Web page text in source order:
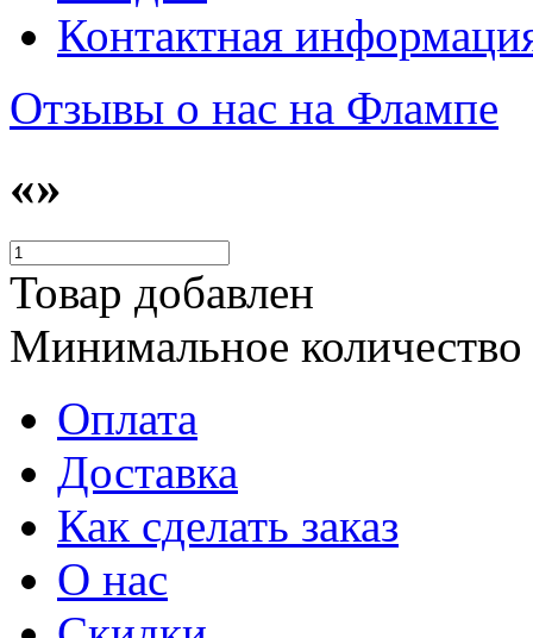
Контактная
Отзывы о нас на Флампе
«»
Товар добавлен
Минимальное
Оплата
Доставка
Как сделать заказ
О нас